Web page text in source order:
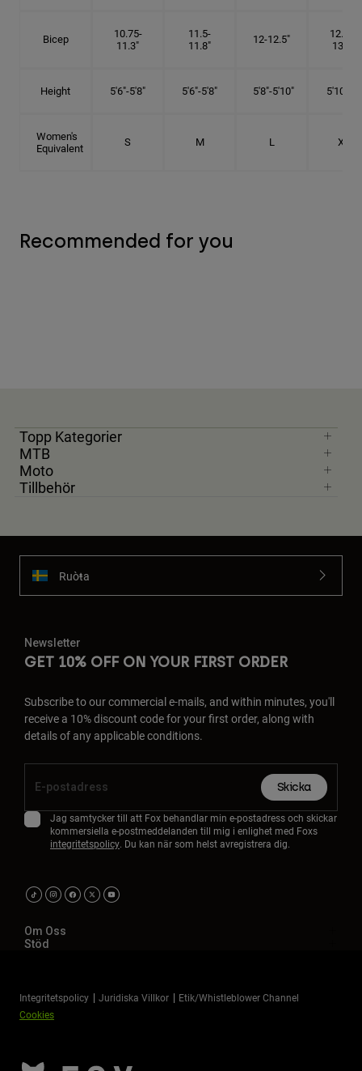
Bicep
10.75-
11.3"
11.5-
11.8"
12-12.5"
12.75-
13.3"
Height 5'6"-5'8" 5'6"-5'8" 5'8"-5'10" 5'10"- 6'
Women's
Equivalent
S M L XL
Recommended for you
Topp Kategorier
MTB
Moto
Tillbehör
Ruoŧŧa
Newsletter
GET 10% OFF ON YOUR FIRST ORDER
Subscribe to our commercial e-mails, and within minutes, you'll
receive a 10% discount code for your first order, along with
details of any applicable conditions.
Skicka
Jag samtycker till att Fox behandlar min e-postadress och skickar
kommersiella e-postmeddelanden till mig i enlighet med Foxs
integritetspolicy. Du kan när som helst avregistrera dig.
Om Oss
Stöd
Integritetspolicy Juridiska Villkor
Etik/Whistleblower Channel
Cookies